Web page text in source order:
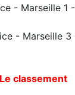
- Marseille 1
- Marseille 3
Le classement